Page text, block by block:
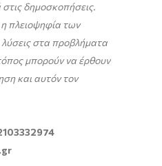
δημοσκοπήσεις.
η πλειοψηφία των
λύσεις στα προβλήματα
μπορούν να έρθουν
και αυτόν τον
.gr